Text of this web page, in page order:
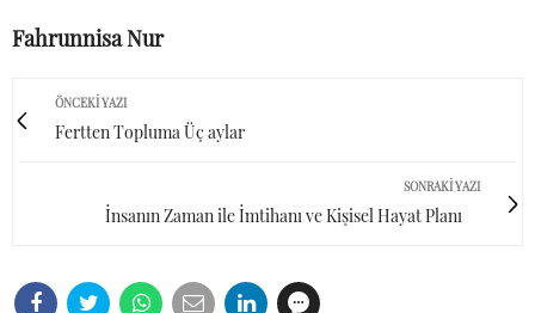
Fahrunnisa Nur
ÖNCEKI YAZI
Fertten Topluma Üç aylar
SONRAKI YAZI
İnsanın Zaman ile İmtihanı ve Kişisel Hayat Planı